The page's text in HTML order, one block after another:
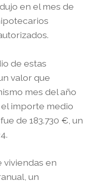
en el mes de
de estas
valor que
mes del año
importe medio
de 183.730 €, un
viviendas en
un